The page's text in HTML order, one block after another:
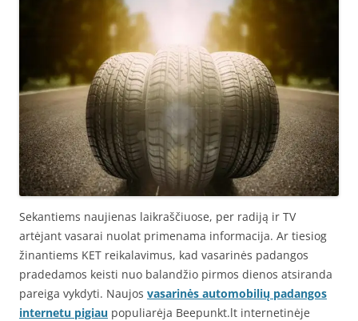
Sekantiems naujienas laikraščiuose, per radiją ir TV
artėjant vasarai nuolat primenama informacija. Ar tiesiog
žinantiems KET reikalavimus, kad vasarinės padangos
pradedamos keisti nuo balandžio pirmos dienos atsiranda
pareiga vykdyti. Naujos vasarinės automobilių padangos
internetu pigiau populiarėja Beepunkt.lt internetinėje